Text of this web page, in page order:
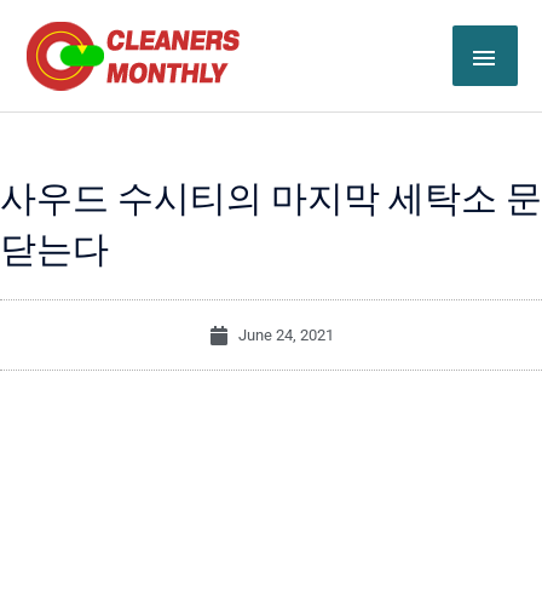
content
사우드 수시티의 마지막 세탁소 문
닫는다
June 24, 2021